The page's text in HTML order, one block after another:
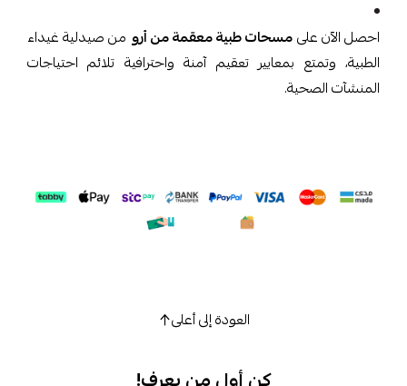
احصل الآن علىمسحات طبية معقمة من أرو من صيدلية غيداء
الطبية، وتمتع بمعايير تعقيم آمنة واحترافية تلائم احتياجات
المنشآت الصحية.
العودة إلى أعلى